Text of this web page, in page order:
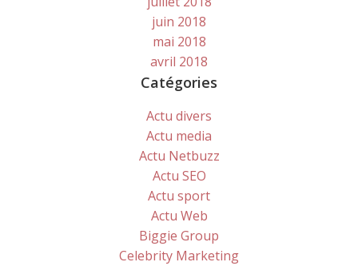
juin 2018
mai 2018
avril 2018
Catégories
Actu divers
Actu media
Actu Netbuzz
Actu SEO
Actu sport
Actu Web
Biggie Group
Celebrity Marketing